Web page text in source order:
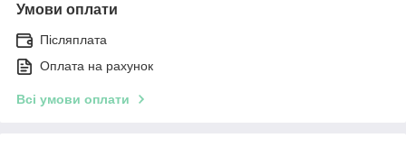
Умови оплати
Післяплата
Оплата на рахунок
Всі умови оплати